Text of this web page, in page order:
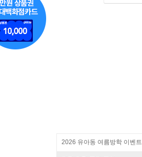
2026 유아동 여름방학 이벤트